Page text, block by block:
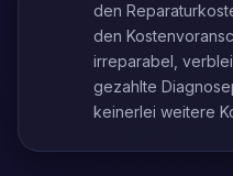
den
den
irreparabel,
gezahlte
keinerlei weitere